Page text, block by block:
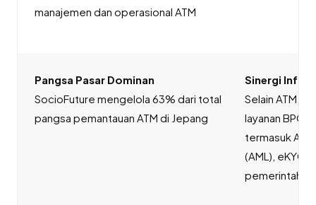
manajemen dan operasional ATM
Pangsa Pasar Dominan
SocioFuture mengelola 63% dari total
pangsa pemantauan ATM di Jepang
Sinergi
Selain ATM,
layanan BPO
termasuk Anti
(AML), eKYC,
pemerintah